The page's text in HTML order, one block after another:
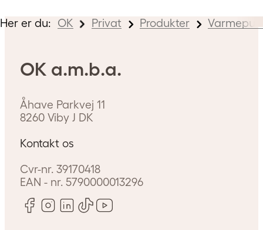
Her er du: OK Privat Produkter
OK a.m.b.a.
Åhave Parkvej 11
8260 Viby J DK
Kontakt os
Cvr-nr. 39170418
EAN - nr.5790000013296